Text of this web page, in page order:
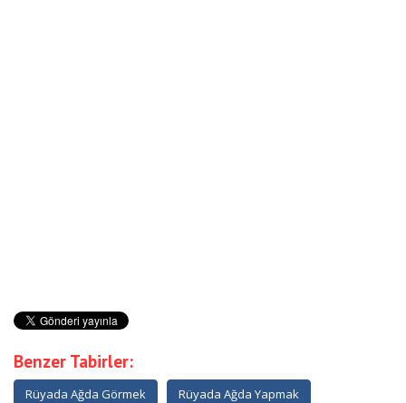
Benzer Tabirler:
Rüyada Ağda Görmek Rüyada Ağda Yapmak